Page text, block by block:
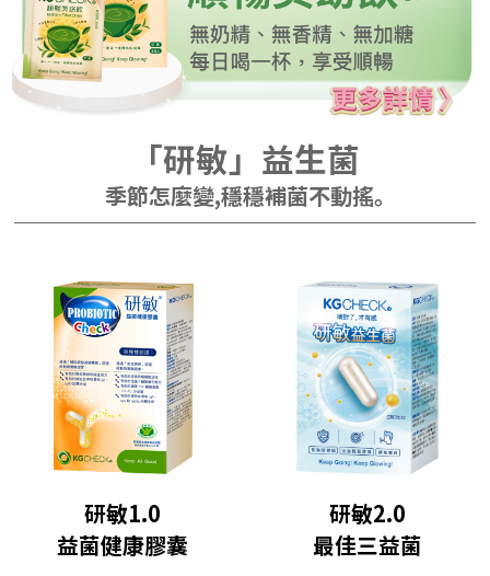
「研敏」益生菌
季節怎麼變,穩穩補菌不動搖｡
研敏1.0
益菌健康膠囊
研敏2.0
最佳三益菌